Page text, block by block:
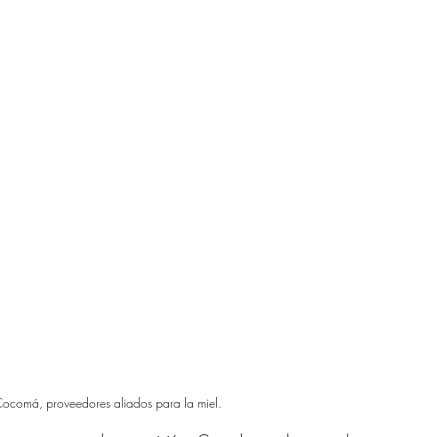
proveedores aliados para la miel.